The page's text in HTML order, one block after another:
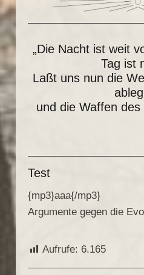
„Die Nacht ist weit
Tag ist
Laßt uns nun die
und die Waffen des
Test
{mp3}aaa{/mp3}
Argumente gegen die
Aufrufe: 6.165